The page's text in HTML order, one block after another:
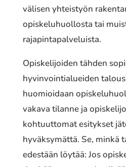
välisen yhteistyön
opiskeluhuollosta tai
rajapintapalveluista.
Opiskelijoiden tähden
hyvinvointialueiden
huomioidaan
vakava tilanne ja
kohtuuttomat esitykset
hyväksymättä. Se, minkä
edestään löytää: Jos